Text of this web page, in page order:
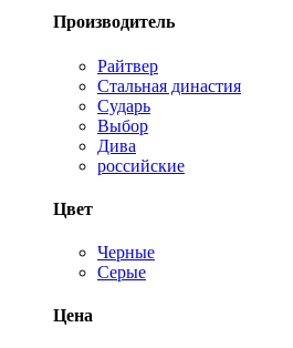
Производитель
Райтвер
Стальная династия
Сударь
Выбор
Дива
российские
Цвет
Черные
Серые
Цена